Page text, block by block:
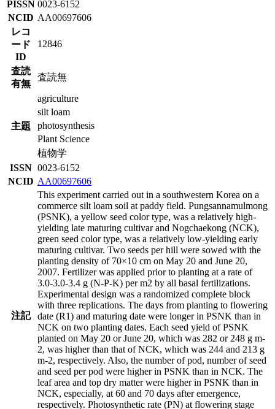
PISSN 0023-6152
NCID AA00697606
レコ
ード
ID
12846
査読
有無
査読無
主題
agriculture
silt loam
photosynthesis
Plant Science
植物学
ISSN 0023-6152
NCID AA00697606
注記
This experiment carried out in a southwestern Korea on a
commerce silt loam soil at paddy field. Pungsannamulmong
(PSNK), a yellow seed color type, was a relatively high-
yielding late maturing cultivar and Nogchaekong (NCK),
green seed color type, was a relatively low-yielding early
maturing cultivar. Two seeds per hill were sowed with the
planting density of 70×10 cm on May 20 and June 20,
2007. Fertilizer was applied prior to planting at a rate of
3.0-3.0-3.4 g (N-P-K) per m2 by all basal fertilizations.
Experimental design was a randomized complete block
with three replications. The days from planting to flowering
date (R1) and maturing date were longer in PSNK than in
NCK on two planting dates. Each seed yield of PSNK
planted on May 20 or June 20, which was 282 or 248 g m-
2, was higher than that of NCK, which was 244 and 213 g
m-2, respectively. Also, the number of pod, number of seed
and seed per pod were higher in PSNK than in NCK. The
leaf area and top dry matter were higher in PSNK than in
NCK, especially, at 60 and 70 days after emergence,
respectively. Photosynthetic rate (PN) at flowering stage